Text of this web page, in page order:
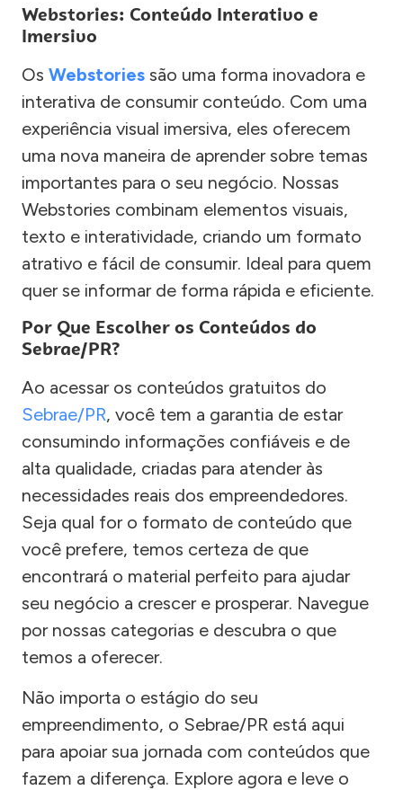
Webstories: Conteúdo Interativo e
Imersivo
Os Webstories são uma forma inovadora e
interativa de consumir conteúdo. Com uma
experiência visual imersiva, eles oferecem
uma nova maneira de aprender sobre temas
importantes para o seu negócio. Nossas
Webstories combinam elementos visuais,
texto e interatividade, criando um formato
atrativo e fácil de consumir. Ideal para quem
quer se informar de forma rápida e eficiente.
Por Que Escolher os Conteúdos do
Sebrae/PR?
Ao acessar os conteúdos gratuitos do
Sebrae/PR, você tem a garantia de estar
consumindo informações confiáveis e de
alta qualidade, criadas para atender às
necessidades reais dos empreendedores.
Seja qual for o formato de conteúdo que
você prefere, temos certeza de que
encontrará o material perfeito para ajudar
seu negócio a crescer e prosperar. Navegue
por nossas categorias e descubra o que
temos a oferecer.
Não importa o estágio do seu
empreendimento, o Sebrae/PR está aqui
para apoiar sua jornada com conteúdos que
fazem a diferença. Explore agora e leve o